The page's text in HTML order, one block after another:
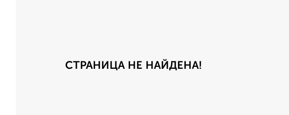
СТРАНИЦА НЕ НАЙДЕНА!